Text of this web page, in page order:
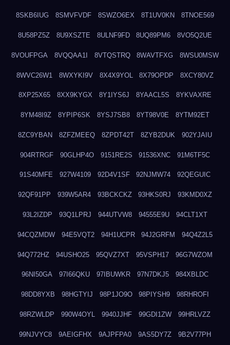
8SKB6IUG 8SMVFVDF 8SWZO6EX 8T1UV0KN 8TNOE569
8U58PZ5Z 8U9XSZTE 8ULNF9FD 8UQ89PM6 8VO5Q2UE
8VOUFPGA 8VQQAA1I 8VTQSTRQ 8WAVTFXG 8WSU0MSW
8WVC26W1 8WXYKI9V 8X4X9YOL 8X79OPDP 8XCY80VZ
8XP25X65 8XX9KYGX 8Y1IYS6J 8YAACL5S 8YKVAXRE
8YM48I9Z 8YPIP6SK 8YSJ7SB8 8YT98V0E 8YTM92ET
8ZC9YBAN 8ZFZMEEQ 8ZPDT42T 8ZYB2DUK 902YJAIU
904RTRGF 90GLHP4O 9151RE2S 91536XNC 91M6TF5C
91S40MFE 927W4109 92D4V1SF 92NJMW74 92QEGUIC
92QF91PP 939W5AR4 93BCKCKZ 93HKS0RJ 93KMD0XZ
93L2IZDP 93Q1LPRJ 944UTVW8 94555E9U 94CLT1XT
94CQZMDW 94E5VQT2 94H1UCPR 94J2GRFM 94Q4Z2L5
94Q772HZ 94USHO25 95QVZ7XT 95VSPH17 96G7WZOM
96NI50GA 97I66QKU 97IBUWKR 97N7DKJ5 984XBLDC
98DD8YXB 98HGTYIJ 98P1JO9O 98PIYSH9 98RHROFI
98RZWLDP 990W4OYL 9940JJHF 99GDI1ZW 99HRLVZZ
99NJVYC8 9AEIGFHX 9AJPFPA0 9AS5DY7Z 9B2V77PH